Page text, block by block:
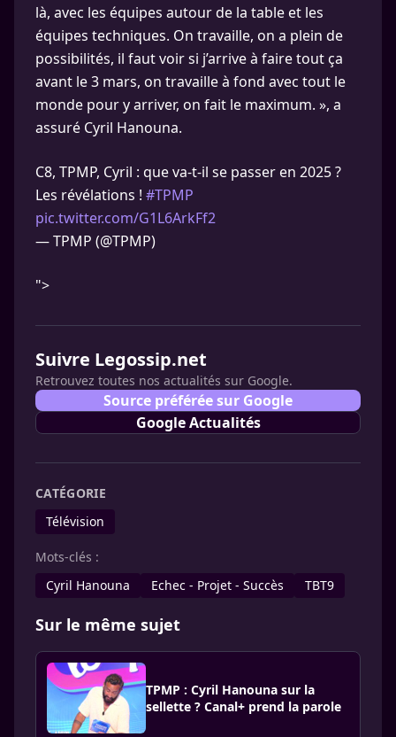
là, avec les équipes autour de la table et les
équipes techniques. On travaille, on a plein de
possibilités, il faut voir si j’arrive à faire tout ça
avant le 3 mars, on travaille à fond avec tout le
monde pour y arriver, on fait le maximum. », a
assuré Cyril Hanouna.
C8, TPMP, Cyril : que va-t-il se passer en 2025 ?
Les révélations ! #TPMP
pic.twitter.com/G1L6ArkFf2
— TPMP (@TPMP)
">
Suivre Legossip.net
Retrouvez toutes nos actualités sur Google.
Source préférée sur Google
Google Actualités
CATÉGORIE
Télévision
Mots-clés :
Cyril Hanouna
Echec - Projet - Succès TBT9
Sur le même sujet
TPMP : Cyril Hanouna sur la
sellette ? Canal+ prend la parole